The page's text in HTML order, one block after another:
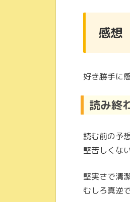
感想
好き勝手に
読み終
読む前の予
堅苦しくな
堅実さで清
むしろ真逆